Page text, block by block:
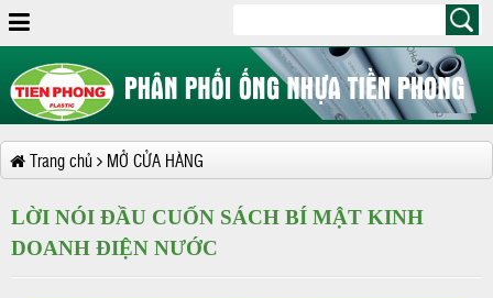
Trang chủ MỞ CỬA HÀNG
LỜI NÓI ĐẦU CUỐN SÁCH BÍ MẬT KINH
DOANH ĐIỆN NƯỚC